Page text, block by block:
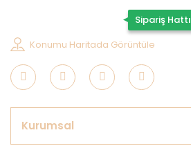
Sipariş Hattı
Konumu Haritada Görüntüle
Kurumsal